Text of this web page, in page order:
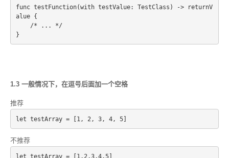
func testFunction(with testValue: TestClass) -> returnV
alue {
    /* ... */
1.3 一般情况下，在逗号后面加一个空格
推荐
let testArray = [1, 2, 3, 4, 5]
不推荐